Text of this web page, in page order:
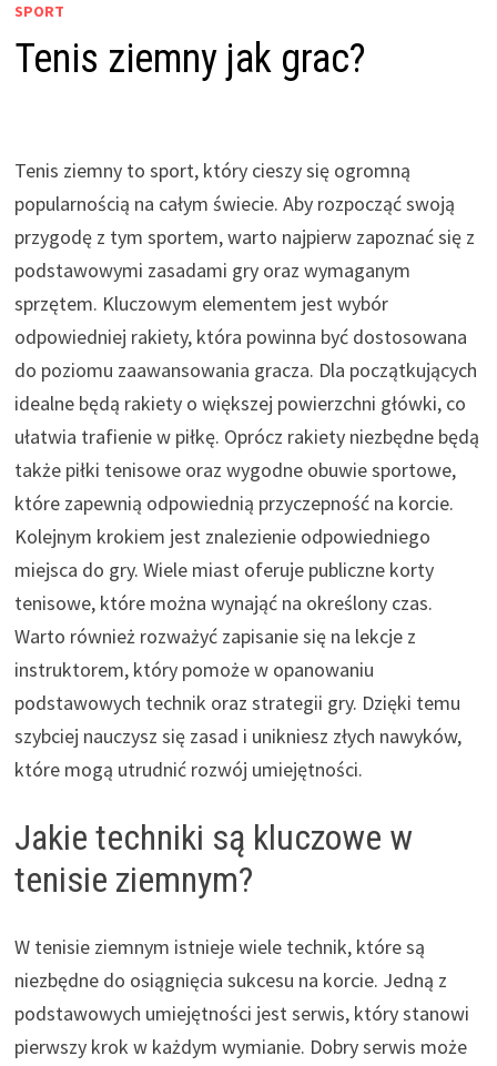
SPORT
Tenis ziemny jak grac?
Tenis ziemny to sport, który cieszy się ogromną
popularnością na całym świecie. Aby rozpocząć swoją
przygodę z tym sportem, warto najpierw zapoznać się z
podstawowymi zasadami gry oraz wymaganym
sprzętem. Kluczowym elementem jest wybór
odpowiedniej rakiety, która powinna być dostosowana
do poziomu zaawansowania gracza. Dla początkujących
idealne będą rakiety o większej powierzchni główki, co
ułatwia trafienie w piłkę. Oprócz rakiety niezbędne będą
także piłki tenisowe oraz wygodne obuwie sportowe,
które zapewnią odpowiednią przyczepność na korcie.
Kolejnym krokiem jest znalezienie odpowiedniego
miejsca do gry. Wiele miast oferuje publiczne korty
tenisowe, które można wynająć na określony czas.
Warto również rozważyć zapisanie się na lekcje z
instruktorem, który pomoże w opanowaniu
podstawowych technik oraz strategii gry. Dzięki temu
szybciej nauczysz się zasad i unikniesz złych nawyków,
które mogą utrudnić rozwój umiejętności.
Jakie techniki są kluczowe w
tenisie ziemnym?
W tenisie ziemnym istnieje wiele technik, które są
niezbędne do osiągnięcia sukcesu na korcie. Jedną z
podstawowych umiejętności jest serwis, który stanowi
pierwszy krok w każdym wymianie. Dobry serwis może